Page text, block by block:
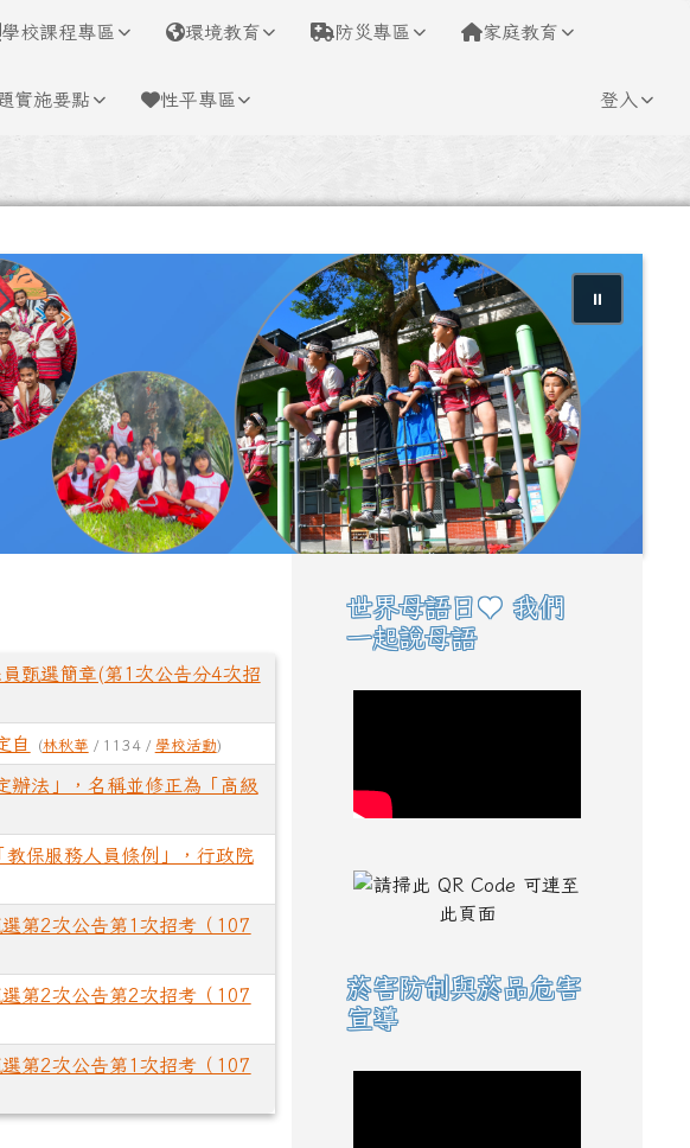
學校課程專區 環境教育 防災專區 家庭教育
實施要點 性平專區 登入
⏸
甄選簡章(第1次公告分4次招
自 (林秋華 / 1134 / 學校活動)
辦法」，名稱並修正為「高級
保服務人員條例」，行政院
第2次公告第1次招考（107
第2次公告第2次招考（107
第2次公告第1次招考（107
右邊區域內容
世界母語日♥ 我們
一起說母語
菸害防制與菸品危害
宣導